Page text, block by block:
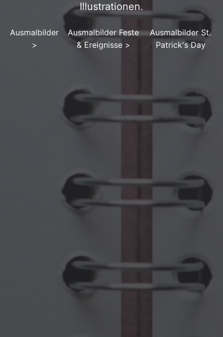
Illustrationen.
Ausmalbilder
>
Ausmalbilder Feste
& Ereignisse >
Ausmalbilder St.
Patrick's Day